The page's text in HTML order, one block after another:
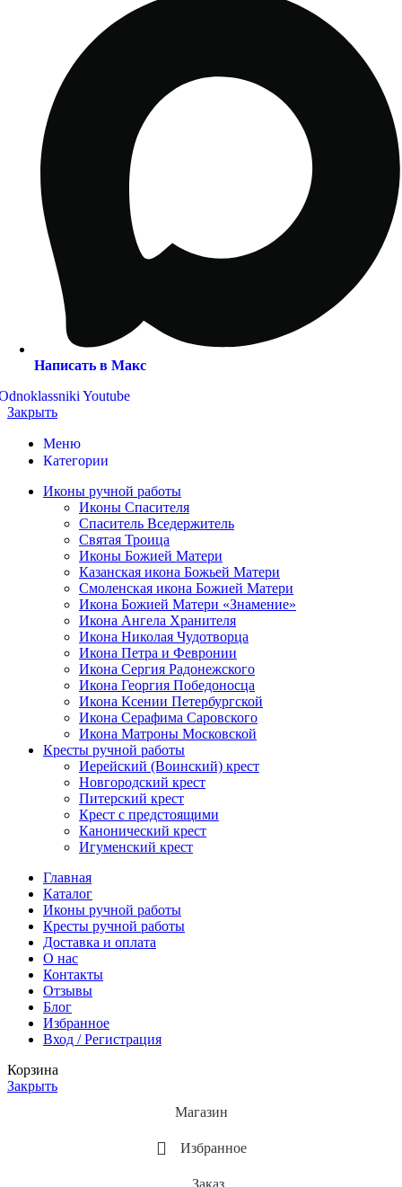
Написать в Макс
Youtube
Закрыть
Меню
Категории
Иконы ручной работы
Иконы Спасителя
Спаситель Вседержитель
Святая Троица
Иконы Божией Матери
Казанская икона Божьей Матери
Смоленская икона Божией Матери
Икона Божией Матери «Знамение»
Икона Ангела Хранителя
Икона Николая Чудотворца
Икона Петра и Февронии
Икона Сергия Радонежского
Икона Георгия Победоносца
Икона Ксении Петербургской
Икона Серафима Саровского
Икона Матроны Московской
Кресты ручной работы
Иерейский (Воинский) крест
Новгородский крест
Питерский крест
Крест с предстоящими
Канонический крест
Игуменский крест
Главная
Каталог
Иконы ручной работы
Кресты ручной работы
Доставка и оплата
О нас
Контакты
Отзывы
Блог
Избранное
Вход / Регистрация
Корзина
Закрыть
Магазин
Избранное
Заказ